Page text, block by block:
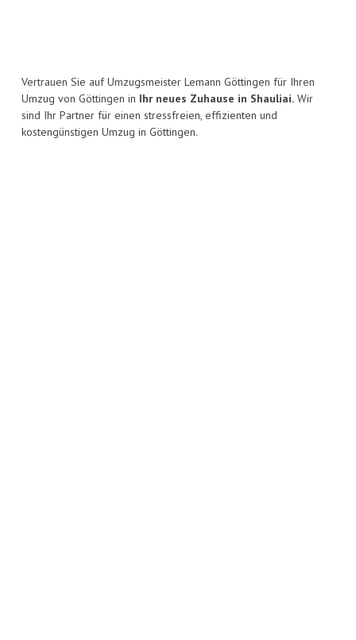
Vertrauen Sie auf Umzugsmeister Lemann Göttingen für Ihren
Umzug von Göttingen in Ihr neues Zuhause in Shauliai. Wir
sind Ihr Partner für einen stressfreien, effizienten und
kostengünstigen Umzug in Göttingen.